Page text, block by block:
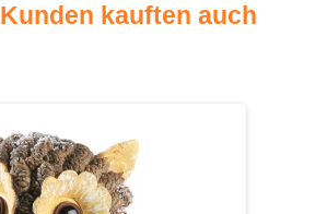
kauften auch
überspringen